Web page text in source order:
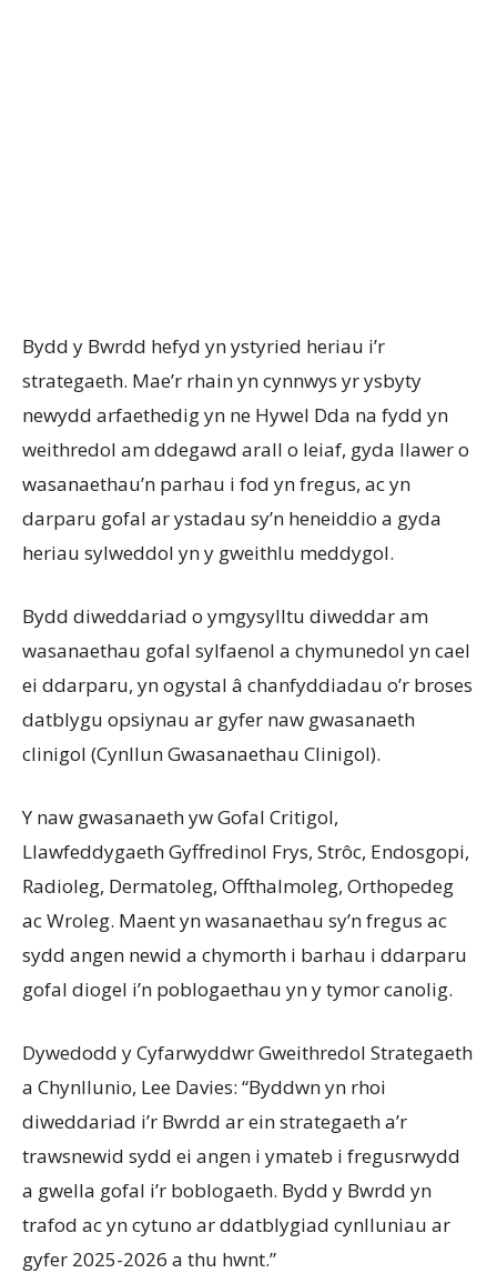
Bydd y Bwrdd hefyd yn ystyried heriau i’r
strategaeth. Mae’r rhain yn cynnwys yr ysbyty
newydd arfaethedig yn ne Hywel Dda na fydd yn
weithredol am ddegawd arall o leiaf, gyda llawer o
wasanaethau’n parhau i fod yn fregus, ac yn
darparu gofal ar ystadau sy’n heneiddio a gyda
heriau sylweddol yn y gweithlu meddygol.
Bydd diweddariad o ymgysylltu diweddar am
wasanaethau gofal sylfaenol a chymunedol yn cael
ei ddarparu, yn ogystal â chanfyddiadau o’r broses
datblygu opsiynau ar gyfer naw gwasanaeth
clinigol (Cynllun Gwasanaethau Clinigol).
Y naw gwasanaeth yw Gofal Critigol,
Llawfeddygaeth Gyffredinol Frys, Strôc, Endosgopi,
Radioleg, Dermatoleg, Offthalmoleg, Orthopedeg
ac Wroleg. Maent yn wasanaethau sy’n fregus ac
sydd angen newid a chymorth i barhau i ddarparu
gofal diogel i’n poblogaethau yn y tymor canolig.
Dywedodd y Cyfarwyddwr Gweithredol Strategaeth
a Chynllunio, Lee Davies: “Byddwn yn rhoi
diweddariad i’r Bwrdd ar ein strategaeth a’r
trawsnewid sydd ei angen i ymateb i fregusrwydd
a gwella gofal i’r boblogaeth. Bydd y Bwrdd yn
trafod ac yn cytuno ar ddatblygiad cynlluniau ar
gyfer 2025-2026 a thu hwnt.”